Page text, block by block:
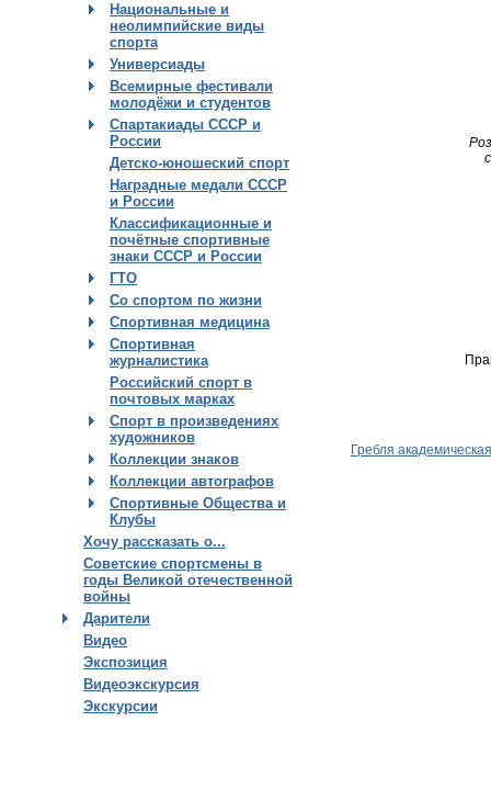
Национальные и
неолимпийские виды
спорта
Универсиады
Всемирные фестивали
молодёжи и студентов
Спартакиады СССР и
России
Детско-юношеский спорт
Наградные медали СССР
и России
Классификационные и
почётные спортивные
знаки СССР и России
ГТО
Со спортом по жизни
Спортивная медицина
Спортивная
журналистика
Российский спорт в
почтовых марках
Спорт в произведениях
художников
Коллекции знаков
Коллекции автографов
Спортивные Общества и
Клубы
Хочу рассказать о...
Советские спортсмены в
годы Великой отечественной
войны
Дарители
Видео
Экспозиция
Видеоэкскурсия
Экскурсии
Гребля академическая